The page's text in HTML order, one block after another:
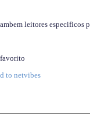
leitores especificos